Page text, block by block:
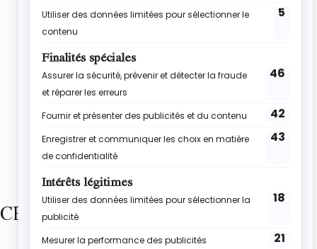
CE DONT TU AURAS BESOIN